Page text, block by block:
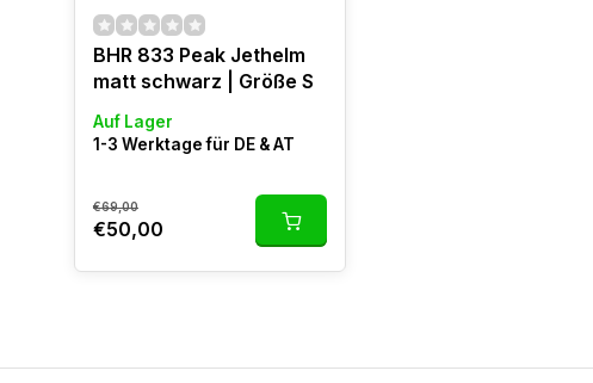
BHR 833 Peak Jethelm
matt schwarz | Größe S
Auf Lager
1-3 Werktage für DE & AT
€69,00
€50,00